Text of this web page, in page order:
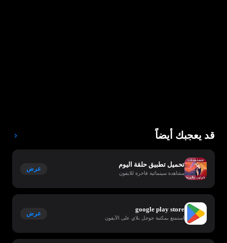
قد يعجبك أيضاً
تحميل تطبيق حلقة اليوم
مشاهدة سينمائية فاخرة للايفون
عرض
google play store
استمتع بمكتبة جوجل بلاي على الآيفون
عرض